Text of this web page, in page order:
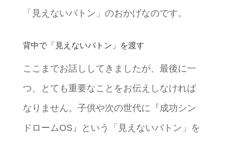
「見えないバトン」のおかげなのです。
背中で「見えないバトン」を渡す
ここまでお話ししてきましたが、最後に一
つ、とても重要なことをお伝えしなければ
なりません。子供や次の世代に『成功シン
ドロームOS』という「見えないバトン」を